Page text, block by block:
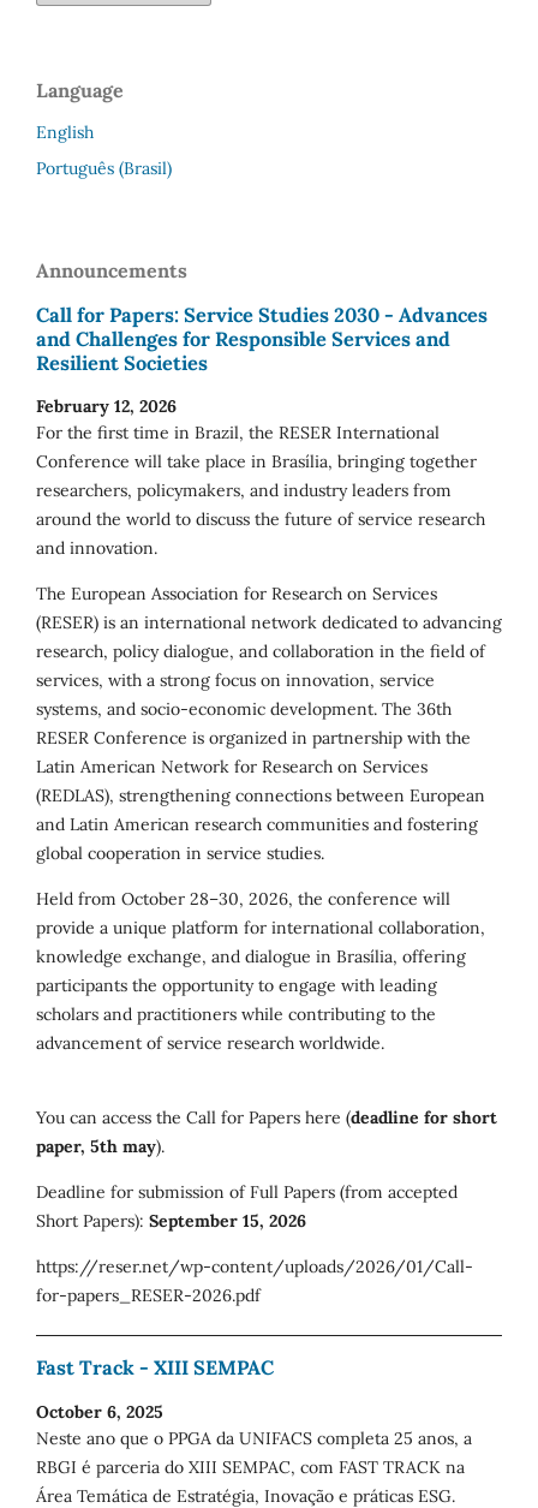
Language
English
Português (Brasil)
Announcements
Call for Papers: Service Studies 2030 - Advances
and Challenges for Responsible Services and
Resilient Societies
February 12, 2026
For the first time in Brazil, the RESER International
Conference will take place in Brasília, bringing together
researchers, policymakers, and industry leaders from
around the world to discuss the future of service research
and innovation.
The European Association for Research on Services
(RESER) is an international network dedicated to advancing
research, policy dialogue, and collaboration in the field of
services, with a strong focus on innovation, service
systems, and socio-economic development. The 36th
RESER Conference is organized in partnership with the
Latin American Network for Research on Services
(REDLAS), strengthening connections between European
and Latin American research communities and fostering
global cooperation in service studies.
Held from October 28–30, 2026, the conference will
provide a unique platform for international collaboration,
knowledge exchange, and dialogue in Brasília, offering
participants the opportunity to engage with leading
scholars and practitioners while contributing to the
advancement of service research worldwide.
You can access the Call for Papers here (deadline for short
paper, 5th may).
Deadline for submission of Full Papers (from accepted
Short Papers): September 15, 2026
https://reser.net/wp-content/uploads/2026/01/Call-
for-papers_RESER-2026.pdf
Fast Track - XIII SEMPAC
October 6, 2025
Neste ano que o PPGA da UNIFACS completa 25 anos, a
RBGI é parceria do XIII SEMPAC, com FAST TRACK na
Área Temática de Estratégia, Inovação e práticas ESG.